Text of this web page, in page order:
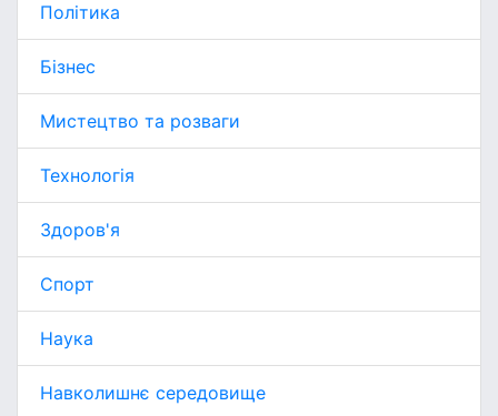
Політика
Бізнес
Мистецтво та розваги
Технологія
Здоров'я
Спорт
Наука
Навколишнє середовище